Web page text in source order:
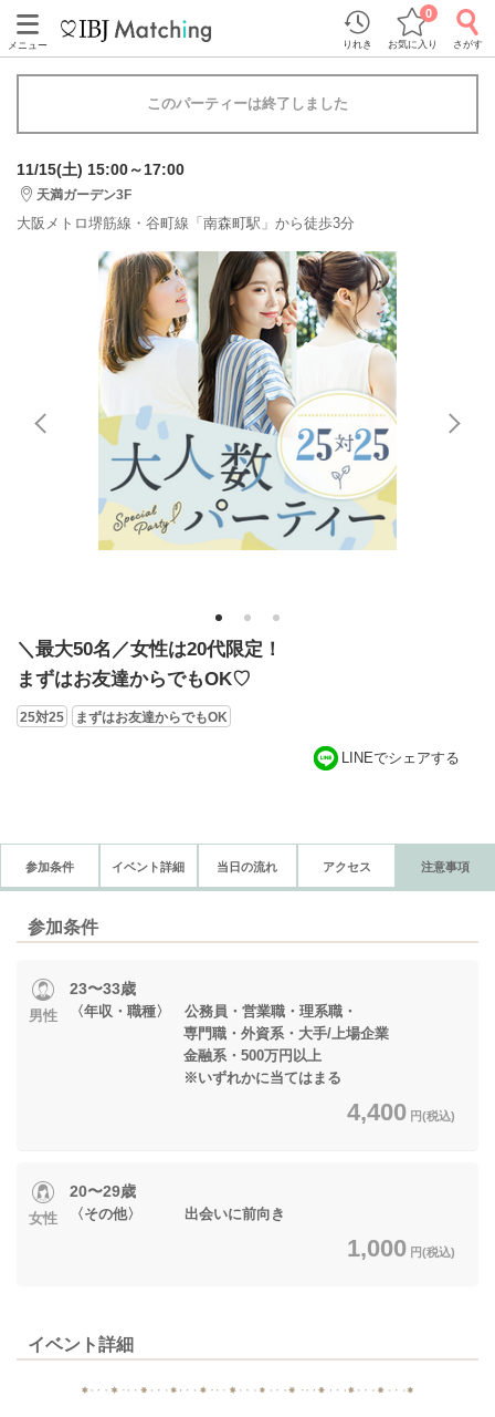
メニュー りれき お気に入り
0
さがす
このパーティーは終了しました
11/15(土) 15:00～17:00
天満ガーデン3F
大阪メトロ堺筋線・谷町線「南森町駅」から徒歩3分
1 2 3
＼最大50名／女性は20代限定！
まずはお友達からでもOK♡
25対25 まずはお友達からでもOK
LINEでシェアする
参加条件 イベント詳細 当日の流れ アクセス 注意事項
参加条件
男性
23〜33歳
〈年収・職種〉 公務員・営業職・理系職・
専門職・外資系・大手/上場企業
金融系・500万円以上
※いずれかに当てはまる
4,400 円(税込)
女性
20〜29歳
〈その他〉 出会いに前向き
1,000 円(税込)
イベント詳細